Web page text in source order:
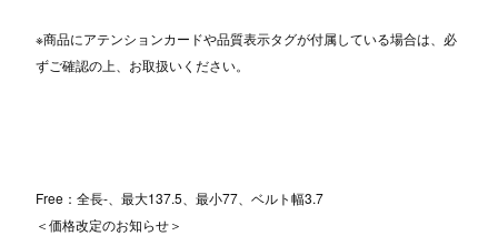
※商品にアテンションカードや品質表示タグが付属している場合は、必
ずご確認の上、お取扱いください。
Free：全長-、最大137.5、最小77、ベルト幅3.7
＜価格改定のお知らせ＞